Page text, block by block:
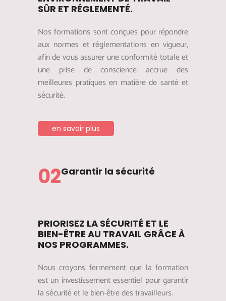
SÛR ET RÉGLEMENTÉ.
Nos formations sont conçues pour répondre
aux normes et réglementations en vigueur,
afin de vous assurer une conformité totale et
une prise de conscience accrue des
meilleures pratiques en matière de santé et
sécurité.
en savoir plus
02Garantir la sécurité
PRIORISEZ LA SÉCURITÉ ET LE
BIEN-ÊTRE AU TRAVAIL GRÂCE À
NOS PROGRAMMES.
Nous croyons fermement que la formation
est un investissement essentiel pour garantir
la sécurité et le bien-être des travailleurs.